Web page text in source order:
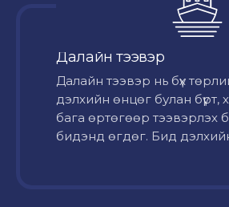
Далайн тээвэр
Далайн тээвэр нь бүх
дэлхийн өнцөг булан бүрт,
бага өртөгөөр тээвэрлэх
бидэнд өгдөг. Бид